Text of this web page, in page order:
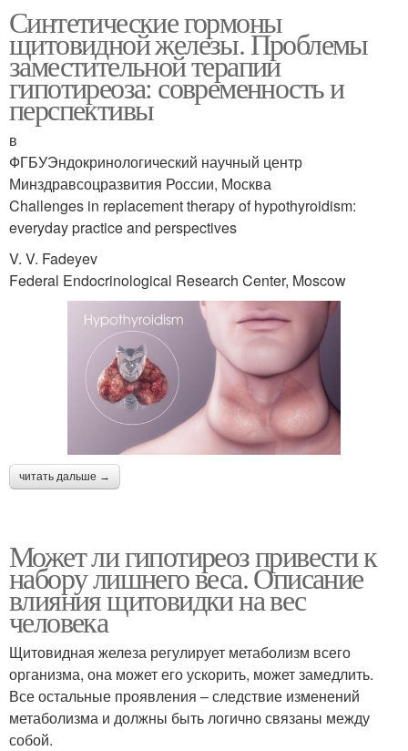
Синтетические гормоны
щитовидной железы. Проблемы
заместительной терапии
гипотиреоза: современность и
перспективы
в
ФГБУЭндокринологический научный центр
Минздравсоцразвития России, Москва
Challenges in replacement therapy of hypothyroidism:
everyday practice and perspectives
V. V. Fadeyev
Federal Endocrinological Research Center, Moscow
читать дальше →
Может ли гипотиреоз привести к
набору лишнего веса. Описание
влияния щитовидки на вес
человека
Щитовидная железа регулирует метаболизм всего
организма, она может его ускорить, может замедлить.
Все остальные проявления – следствие изменений
метаболизма и должны быть логично связаны между
собой.